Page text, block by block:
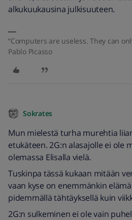
alkukuukausina julkisuuteen.
“Computers are useless. They can
Pablo Picasso
Sokrates
Mun mielestä turha murehtia
etukäteen. 2G:n alasajolle ei ole
olemassa Elisalla vielä.
Tuskinpa tässä kukaan mitään
vaan kyse on enemmänkin
pidemmällä tähtäyksellä kuin
2G:n sulkeminen ei ole vain